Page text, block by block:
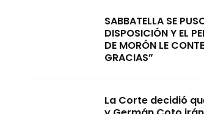
SABBATELLA SE
DISPOSICIÓN Y EL
DE MORÓN LE
GRACIAS”
La Corte decidió